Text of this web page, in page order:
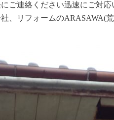
ご連絡ください迅速にご対
、リフォームのARASAWA(